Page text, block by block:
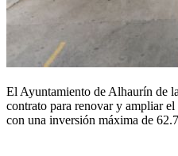
El Ayuntamiento de Alhaurín de
contrato para renovar y ampliar
con una inversión máxima de